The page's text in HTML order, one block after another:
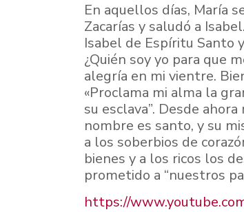
En aquellos días, María
Zacarías y saludó a
Isabel de Espíritu Santo
¿Quién soy yo para que
alegría en mi vientre.
«Proclama mi alma la
su esclava”. Desde
nombre es santo, y su
a los soberbios de
bienes y a los ricos los
prometido a “nuestros
https://